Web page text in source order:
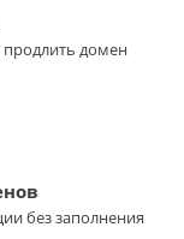
домен
без заполнения